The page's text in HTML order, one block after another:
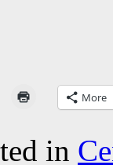
More
in